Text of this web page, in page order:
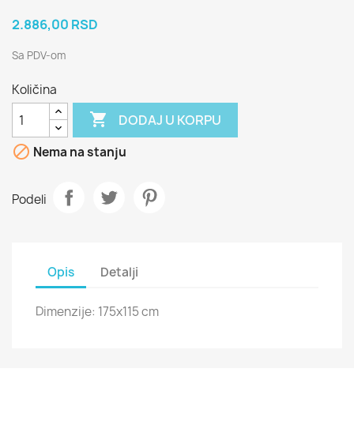
2.886,00 RSD
Sa PDV-om
Količina
 DODAJ U KORPU
 Nema na stanju
Podeli
Opis Detalji
Dimenzije: 175x115 cm